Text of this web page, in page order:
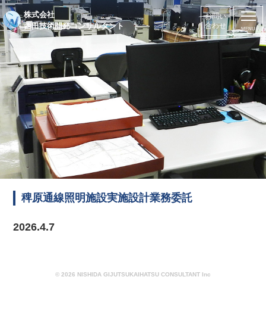
株式会社
西田技術開発コンサルタント
お問い
合わせ
稗原通線照明施設実施設計業務委託
2026.4.7
© 2026 NISHIDA GIJUTSUKAIHATSU CONSULTANT Inc